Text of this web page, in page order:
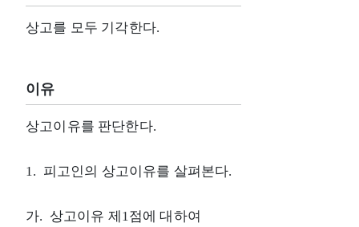
상고를 모두 기각한다.
이유
상고이유를 판단한다.
1. 피고인의 상고이유를 살펴본다.
가. 상고이유 제1점에 대하여